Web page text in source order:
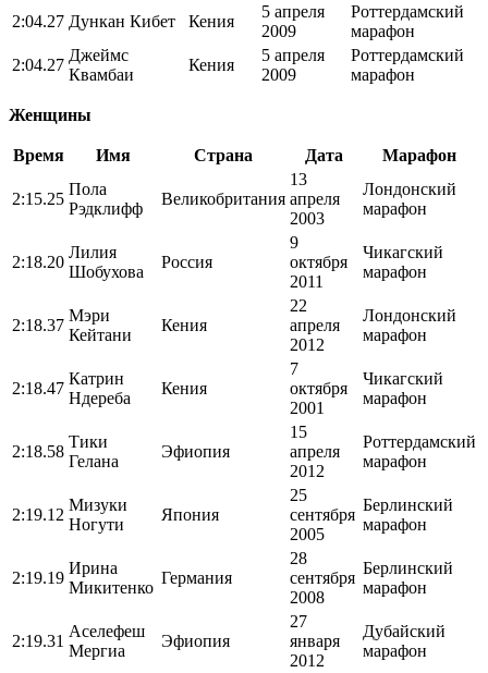
2:04.27 Дункан Кибет Кения
5 апреля
2009
Роттердамский
марафон
2:04.27
Джеймс
Квамбаи
Кения
5 апреля
2009
Роттердамский
марафон
Женщины
Время Имя Страна Дата Марафон
2:15.25
Пола
Рэдклифф
Великобритания
13
апреля
2003
Лондонский
марафон
2:18.20
Лилия
Шобухова
Россия
9
октября
2011
Чикагский
марафон
2:18.37
Мэри
Кейтани
Кения
22
апреля
2012
Лондонский
марафон
2:18.47
Катрин
Ндереба
Кения
7
октября
2001
Чикагский
марафон
2:18.58
Тики
Гелана
Эфиопия
15
апреля
2012
Роттердамский
марафон
2:19.12
Мизуки
Ногути
Япония
25
сентября
2005
Берлинский
марафон
2:19.19
Ирина
Микитенко
Германия
28
сентября
2008
Берлинский
марафон
2:19.31
Аселефеш
Мергиа
Эфиопия
27
января
2012
Дубайский
марафон